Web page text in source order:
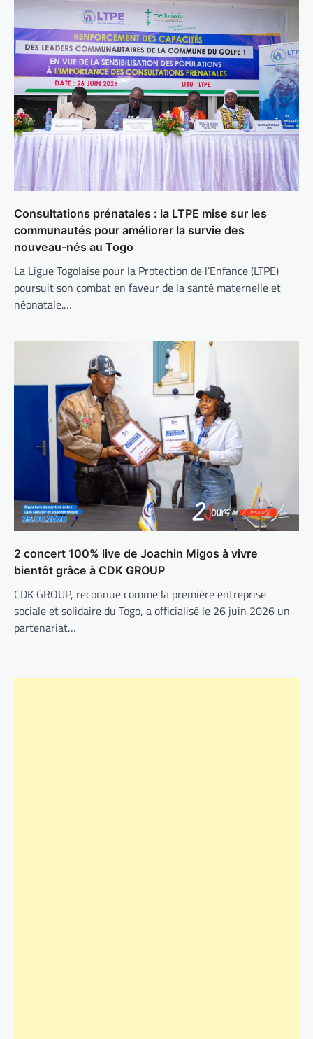
Consultations prénatales : la LTPE mise sur les
communautés pour améliorer la survie des
nouveau-nés au Togo
La Ligue Togolaise pour la Protection de l’Enfance (LTPE)
poursuit son combat en faveur de la santé maternelle et
néonatale.…
2 concert 100% live de Joachin Migos à vivre
bientôt grâce à CDK GROUP
CDK GROUP, reconnue comme la première entreprise
sociale et solidaire du Togo, a officialisé le 26 juin 2026 un
partenariat…